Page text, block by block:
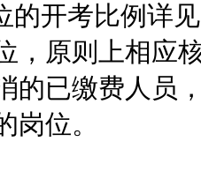
开考比例详见
，原则上相应
的已缴费人员
岗位。